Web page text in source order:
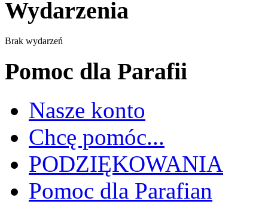
Wydarzenia
Brak wydarzeń
Pomoc dla Parafii
Nasze konto
Chcę pomóc...
PODZIĘKOWANIA
Pomoc dla Parafian